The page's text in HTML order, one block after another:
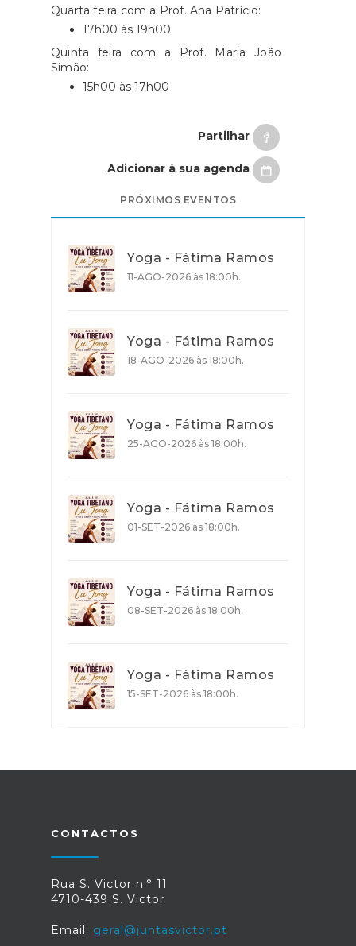
Quarta feira com a Prof. Ana Patrício:
17h00 às 19h00
Quinta feira com a Prof. Maria João
Simão:
15h00 às 17h00
Partilhar
Adicionar à sua agenda
PRÓXIMOS EVENTOS
Yoga - Fátima Ramos
11-AGO-2026 às 18:00h.
Yoga - Fátima Ramos
18-AGO-2026 às 18:00h.
Yoga - Fátima Ramos
25-AGO-2026 às 18:00h.
Yoga - Fátima Ramos
01-SET-2026 às 18:00h.
Yoga - Fátima Ramos
08-SET-2026 às 18:00h.
Yoga - Fátima Ramos
15-SET-2026 às 18:00h.
CONTACTOS
Rua S. Victor n.° 11
4710-439 S. Victor
Email: geral@juntasvictor.pt